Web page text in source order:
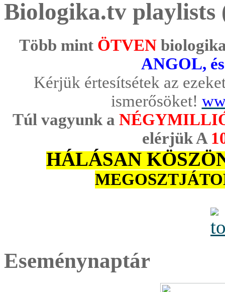
Biologika.tv playlists
Több mint ÖTVEN
ANGOL,
Kérjük értesítsétek az
ismerősöket!
Túl vagyunk a
elérjük A
HÁLÁSAN
Eseménynaptár